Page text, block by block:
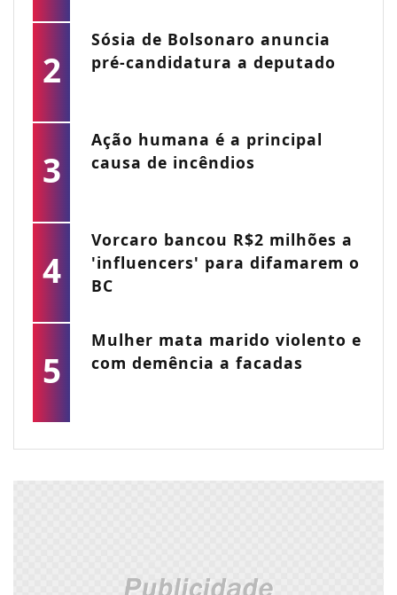
2
Sósia de Bolsonaro anuncia
pré-candidatura a deputado
3
Ação humana é a principal
causa de incêndios
4
Vorcaro bancou R$2 milhões a
'influencers' para difamarem o
BC
5
Mulher mata marido violento e
com demência a facadas